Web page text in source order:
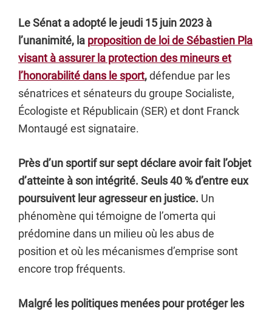
Le Sénat a adopté le jeudi 15 juin 2023 à
l’unanimité, la proposition de loi de Sébastien Pla
visant à assurer la protection des mineurs et
l’honorabilité dans le sport,défendue par les
sénatrices et sénateurs du groupe Socialiste,
Écologiste et Républicain (SER) et dont Franck
Montaugé est signataire.
Près d’un sportif sur sept déclare avoir fait l’objet
d’atteinte à son intégrité. Seuls 40 % d’entre eux
poursuivent leur agresseur en justice. Un
phénomène qui témoigne de l’omerta qui
prédomine dans un milieu où les abus de
position et où les mécanismes d’emprise sont
encore trop fréquents.
Malgré les politiques menées pour protéger les